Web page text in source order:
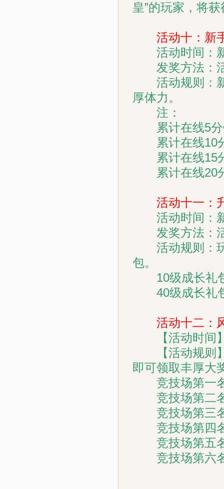
皇”的玩家，将
活动十：新
活动时间：
发奖方法：活
活动规则：新
厚体力。
注：
累计在线5分
累计在线10
累计在线15
累计在线20
活动十一：
活动时间：
发奖方法：活
活动规则：玩
包。
10级成长礼包
40级成长礼包
活动十二：风
【活动时间
【活动规则】
即可领取丰厚大
竞技场第一名
竞技场第二名
竞技场第三名
竞技场第四名
竞技场第五名
竞技场第六名